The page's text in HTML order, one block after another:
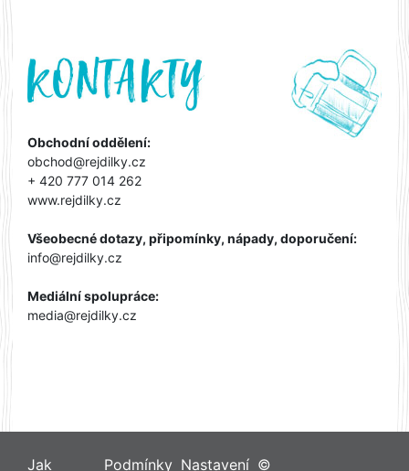
Obchodní oddělení:
obchod@rejdilky.cz
+ 420 777 014 262
www.rejdilky.cz
Všeobecné dotazy, připomínky, nápady, doporučení:
info@rejdilky.cz
Mediální spolupráce:
media@rejdilky.cz
Jak Podmínky Nastavení ©